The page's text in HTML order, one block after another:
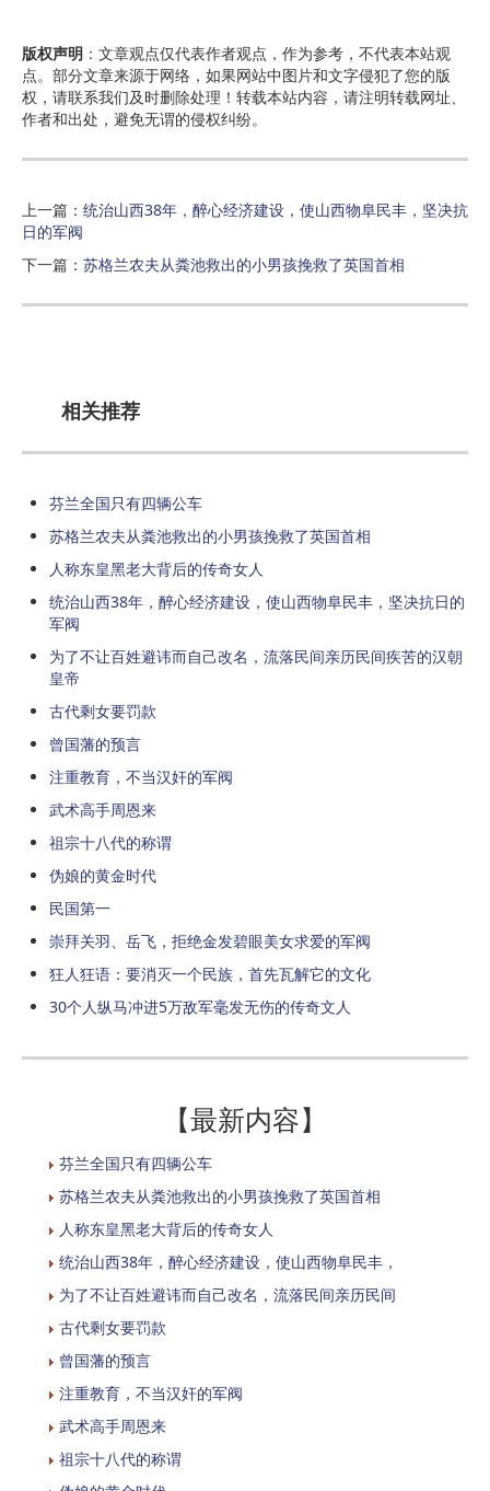
版权声明 ：文章观点仅代表作者观点，作为参考，不代表本站观
点。部分文章来源于网络，如果网站中图片和文字侵犯了您的版
权，请联系我们及时删除处理！转载本站内容，请注明转载网址、
作者和出处，避免无谓的侵权纠纷。
上一篇： 统治山西38年，醉心经济建设，使山西物阜民丰，坚决抗
日的军阀
下一篇： 苏格兰农夫从粪池救出的小男孩挽救了英国首相
相关推荐
芬兰全国只有四辆公车
苏格兰农夫从粪池救出的小男孩挽救了英国首相
人称东皇黑老大背后的传奇女人
统治山西38年，醉心经济建设，使山西物阜民丰，坚决抗日的
军阀
为了不让百姓避讳而自己改名，流落民间亲历民间疾苦的汉朝
皇帝
古代剩女要罚款
曾国藩的预言
注重教育，不当汉奸的军阀
武术高手周恩来
祖宗十八代的称谓
伪娘的黄金时代
民国第一
崇拜关羽、岳飞，拒绝金发碧眼美女求爱的军阀
狂人狂语：要消灭一个民族，首先瓦解它的文化
30个人纵马冲进5万敌军毫发无伤的传奇文人
【最新内容】
芬兰全国只有四辆公车
苏格兰农夫从粪池救出的小男孩挽救了英国首相
人称东皇黑老大背后的传奇女人
统治山西38年，醉心经济建设，使山西物阜民丰，
为了不让百姓避讳而自己改名，流落民间亲历民间
古代剩女要罚款
曾国藩的预言
注重教育，不当汉奸的军阀
武术高手周恩来
祖宗十八代的称谓